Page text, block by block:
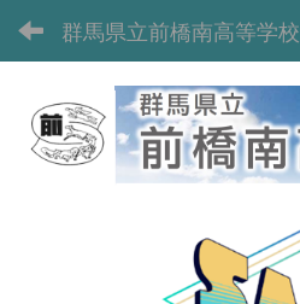
群馬県立前橋南高等学校